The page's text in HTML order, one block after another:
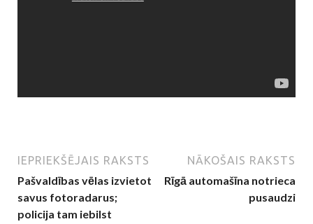
IEPRIEKŠĒJAIS RAKSTS
Pašvaldības vēlas izvietot
savus fotoradarus;
policija tam iebilst
NĀKOŠAIS RAKSTS
Rīgā automašīna notrieca
pusaudzi